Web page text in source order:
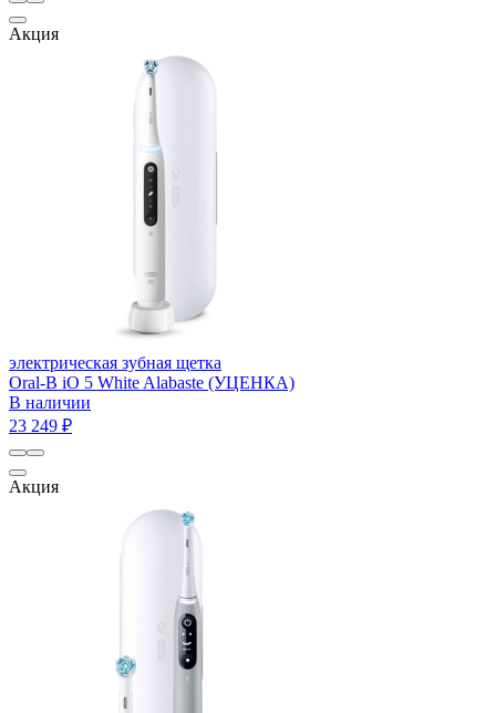
Акция
электрическая зубная щетка
Oral-B iO 5 White Alabaste (УЦЕНКА)
В наличии
23 249 ₽
Акция